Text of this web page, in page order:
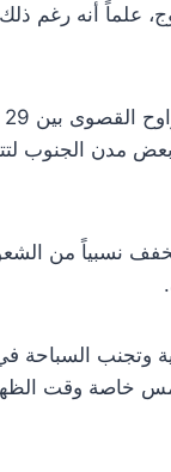
علماً أنه رغم
نسبياً من
السباحة في
خاصة وقت